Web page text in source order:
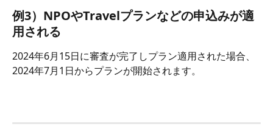
例3）NPOやTravelプランなどの申込みが適
用される
2024年6月15日に審査が完了しプラン適用された場合、
2024年7月1日からプランが開始されます。